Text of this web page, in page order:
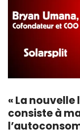
« La
consiste à